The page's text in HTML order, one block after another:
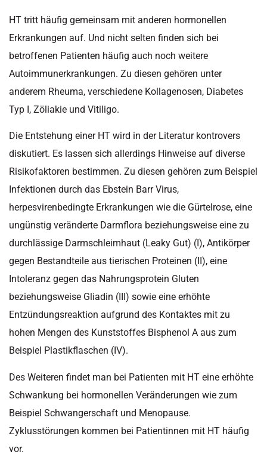
HT tritt häufig gemeinsam mit anderen hormonellen
Erkrankungen auf. Und nicht selten finden sich bei
betroffenen Patienten häufig auch noch weitere
Autoimmunerkrankungen. Zu diesen gehören unter
anderem Rheuma, verschiedene Kollagenosen, Diabetes
Typ I, Zöliakie und Vitiligo.
Die Entstehung einer HT wird in der Literatur kontrovers
diskutiert. Es lassen sich allerdings Hinweise auf diverse
Risikofaktoren bestimmen. Zu diesen gehören zum Beispiel
Infektionen durch das Ebstein Barr Virus,
herpesvirenbedingte Erkrankungen wie die Gürtelrose, eine
ungünstig veränderte Darmflora beziehungsweise eine zu
durchlässige Darmschleimhaut (Leaky Gut) (I), Antikörper
gegen Bestandteile aus tierischen Proteinen (II), eine
Intoleranz gegen das Nahrungsprotein Gluten
beziehungsweise Gliadin (III) sowie eine erhöhte
Entzündungsreaktion aufgrund des Kontaktes mit zu
hohen Mengen des Kunststoffes Bisphenol A aus zum
Beispiel Plastikflaschen (IV).
Des Weiteren findet man bei Patienten mit HT eine erhöhte
Schwankung bei hormonellen Veränderungen wie zum
Beispiel Schwangerschaft und Menopause.
Zyklusstörungen kommen bei Patientinnen mit HT häufig
vor.